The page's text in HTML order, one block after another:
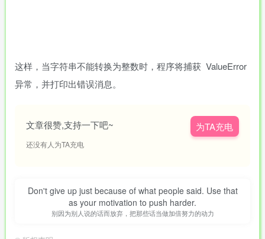
这样，当字符串不能转换为整数时，程序将捕获 ValueError
异常，并打印出错误消息。
文章很赞,支持一下吧~
还没有人为TA充电
为TA充电
Don't give up just because of what people said. Use that
as your motivation to push harder.
别因为别人说的话而放弃，把那些话当做加倍努力的动力